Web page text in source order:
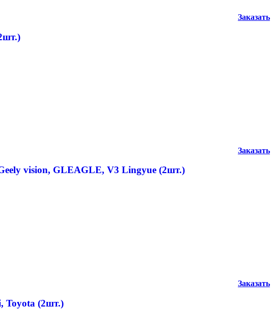
Заказать
Заказать
vision, GLEAGLE, V3 Lingyue (2шт.)
Заказать
Toyota (2шт.)